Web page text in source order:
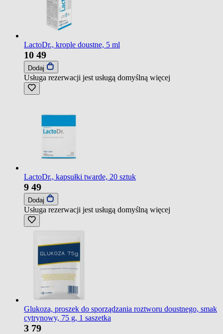
LactoDr., krople doustne, 5 ml
10 49
Dodaj
Usługa rezerwacji jest usługą domyślną więcej
LactoDr., kapsułki twarde, 20 sztuk
9 49
Dodaj
Usługa rezerwacji jest usługą domyślną więcej
Glukoza, proszek do sporządzania roztworu doustnego, smak
cytrynowy, 75 g, 1 saszetka
3 79